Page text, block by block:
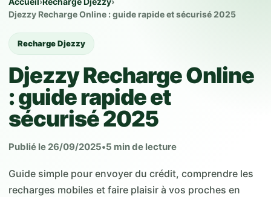
Djezzy Recharge Online : guide rapide et sécurisé 2025
Recharge Djezzy
Djezzy Recharge Online
: guide rapide et
sécurisé 2025
Publié le 26/09/2025•5 min de lecture
Guide simple pour envoyer du crédit, comprendre les
recharges mobiles et faire plaisir à vos proches en